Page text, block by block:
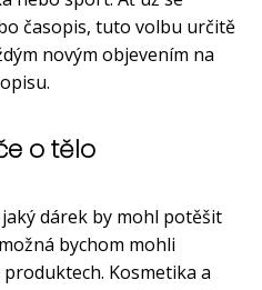
časopis, tuto volbu určitě
novým objevením na
o tělo
dárek by mohl potěšit
bychom mohli
Kosmetika a